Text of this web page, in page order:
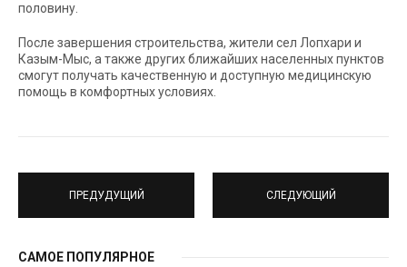
половину.
После завершения строительства, жители сел Лопхари и
Казым-Мыс, а также других ближайших населенных пунктов
смогут получать качественную и доступную медицинскую
помощь в комфортных условиях.
ПРЕДУДУЩИЙ СЛЕДУЮЩИЙ
САМОЕ ПОПУЛЯРНОЕ